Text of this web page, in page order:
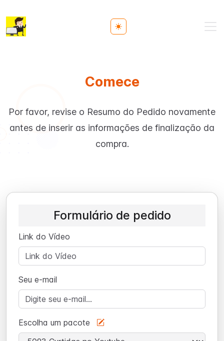
Toggle theme
Comece
Por favor, revise o Resumo do Pedido novamente
antes de inserir as informações de finalização da
compra.
Formulário de pedido
Link do Vídeo
Seu e-mail
Escolha um pacote